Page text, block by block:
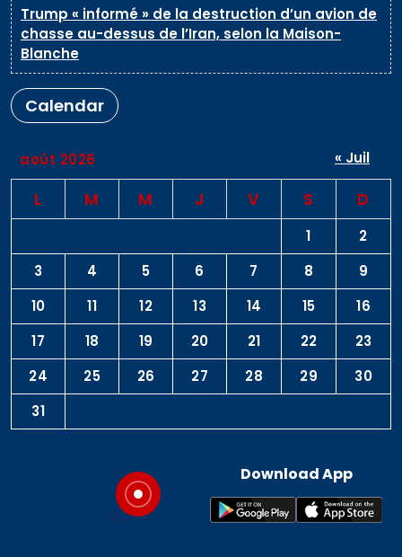
Trump « informé » de la destruction d’un avion de
chasse au-dessus de l’Iran, selon la Maison-
Blanche
Calendar
août 2026
L M M J V S D
1
2
3
4 5 6 7 8
9
10
11 12 13 14 15
16
17
18 19 20 21 22
23
24
25 26 27 28 29
30
31
« Juil
Download App